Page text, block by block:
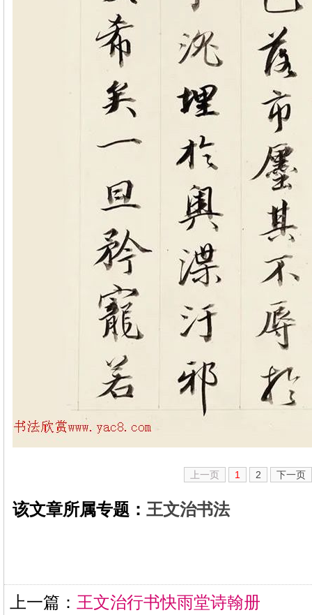
上一页 1 2 下一页
该文章所属专题： 王文治书法
上一篇： 王文治行书快雨堂诗翰册